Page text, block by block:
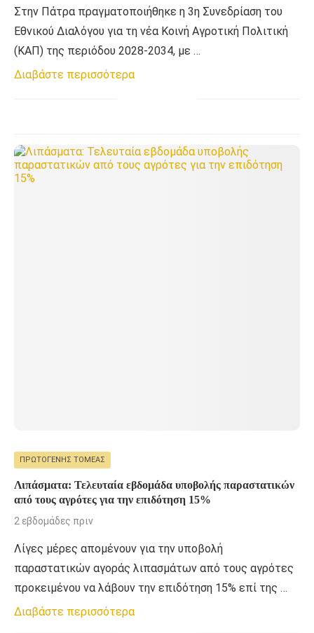
Στην Πάτρα πραγματοποιήθηκε η 3η Συνεδρίαση του
Εθνικού Διαλόγου για τη νέα Κοινή Αγροτική Πολιτική
(ΚΑΠ) της περιόδου 2028-2034, με …
Διαβάστε περισσότερα
ΠΡΩΤΟΓΕΝΉΣ ΤΟΜΈΑΣ
Λιπάσματα: Τελευταία εβδομάδα υποβολής παραστατικών
από τους αγρότες για την επιδότηση 15%
2 εβδομάδες πριν
Λίγες μέρες απομένουν για την υποβολή
παραστατικών αγοράς λιπασμάτων από τους αγρότες
προκειμένου να λάβουν την επιδότηση 15% επί της …
Διαβάστε περισσότερα